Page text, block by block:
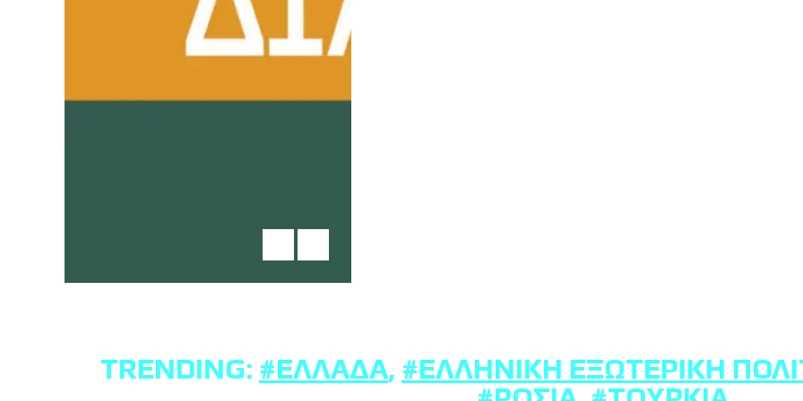
TRENDING: #ΕΛΛΆΔΑ, #ΕΛΛΗΝΙΚΉ ΕΞΩΤΕΡΙΚΉ